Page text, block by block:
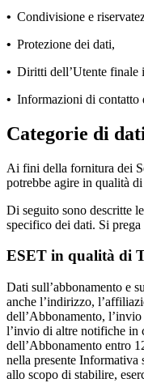
• Condivisione e
• Protezione dei dati,
• Diritti dell’Utente finale
• Informazioni di contatto
Categorie di
Ai fini della fornitura dei
potrebbe agire in qualità
Di seguito sono descritte
specifico dei dati. Si
ESET in qualità di
Dati sull’abbonamento e
anche l’indirizzo,
dell’Abbonamento,
l’invio di altre notifiche in
dell’Abbonamento entro
nella presente
allo scopo di stabilire,